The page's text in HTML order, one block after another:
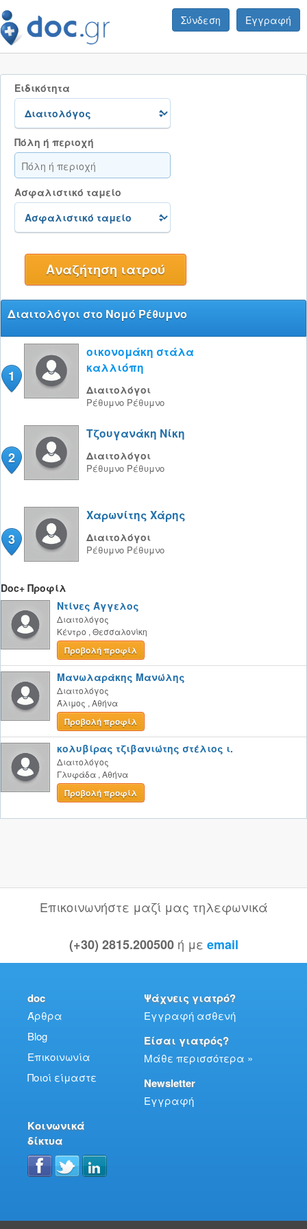
Σύνδεση Εγγραφή
Ειδικότητα
Πόλη ή περιοχή
Ασφαλιστικό ταμείο
Διαιτολόγοι στο Νομό Ρέθυμνο
1
οικονομάκη στάλα
καλλιόπη
Διαιτολόγοι
Ρέθυμνο Ρέθυμνο
2
Τζουγανάκη Νίκη
Διαιτολόγοι
Ρέθυμνο Ρέθυμνο
3
Χαρωνίτης Χάρης
Διαιτολόγοι
Ρέθυμνο Ρέθυμνο
Doc+ Προφίλ
Ντίνες Άγγελος
Διαιτολόγος
Κέντρο , Θεσσαλονίκη
Προβολή προφίλ
Μανωλαράκης Μανώλης
Διαιτολόγος
Άλιμος , Αθήνα
Προβολή προφίλ
κολυβίρας τζιβανιώτης στέλιος ι.
Διαιτολόγος
Γλυφάδα , Αθήνα
Προβολή προφίλ
Επικοινωνήστε μαζί μας τηλεφωνικά
(+30) 2815.200500 ή με email
doc
Άρθρα
Blog
Επικοινωνία
Ποιοί είμαστε
Ψάχνεις γιατρό?
Εγγραφή ασθενή
Είσαι γιατρός?
Μάθε περισσότερα »
Newsletter
Εγγραφή
Κοινωνικά
δίκτυα